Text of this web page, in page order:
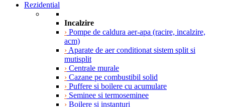
Rezidential
Incalzire
› Pompe de caldura aer-apa (racire, incalzire,
acm)
› Aparate de aer conditionat sistem split si
mutisplit
› Centrale murale
› Cazane pe combustibil solid
› Puffere si boilere cu acumulare
› Seminee si termoseminee
› Boilere si instanturi